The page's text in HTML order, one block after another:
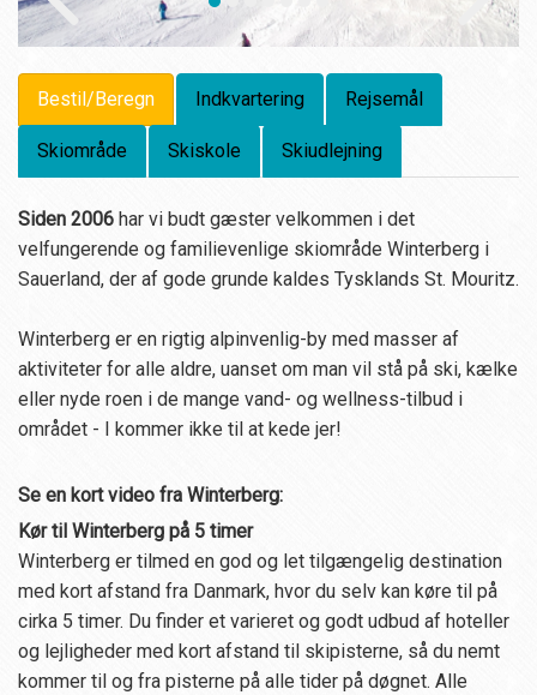
Bestil/Beregn Indkvartering Rejsemål
Skiområde Skiskole Skiudlejning
Siden 2006 har vi budt gæster velkommen i det
velfungerende og familievenlige skiområde Winterberg i
Sauerland, der af gode grunde kaldes Tysklands St. Mouritz.
Winterberg er en rigtig alpinvenlig-by med masser af
aktiviteter for alle aldre, uanset om man vil stå på ski, kælke
eller nyde roen i de mange vand- og wellness-tilbud i
området - I kommer ikke til at kede jer!
Se en kort video fra Winterberg:
Kør til Winterberg på 5 timer
Winterberg er tilmed en god og let tilgængelig destination
med kort afstand fra Danmark, hvor du selv kan køre til på
cirka 5 timer. Du finder et varieret og godt udbud af hoteller
og lejligheder med kort afstand til skipisterne, så du nemt
kommer til og fra pisterne på alle tider på døgnet. Alle